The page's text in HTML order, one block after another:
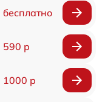
бесплатно
590 р
1000 р